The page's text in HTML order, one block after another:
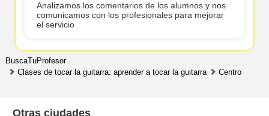
Analizamos los comentarios de los alumnos y nos
comunicamos con los profesionales para mejorar
el servicio
BuscaTuProfesor
Clases de tocar la guitarra: aprender a tocar la guitarra
Centro
Otras ciudades